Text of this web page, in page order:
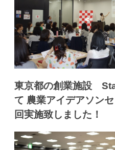
東京都の創業施設
て 農業アイデアソン
回実施致しました！